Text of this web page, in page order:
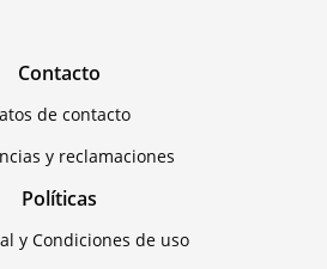
Contacto
de contacto
y reclamaciones
Políticas
y Condiciones de uso